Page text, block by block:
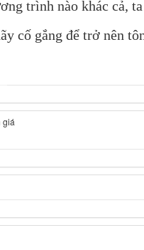
trình nào khác cả,
cố gắng để trở nên
giá